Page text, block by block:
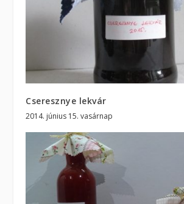
Cseresznye lekvár
2014. június 15. vasárnap